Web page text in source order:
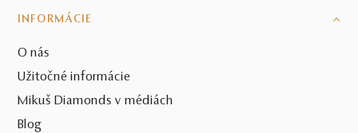
INFORMÁCIE
O nás
Užitočné informácie
Mikuš Diamonds v médiách
Blog